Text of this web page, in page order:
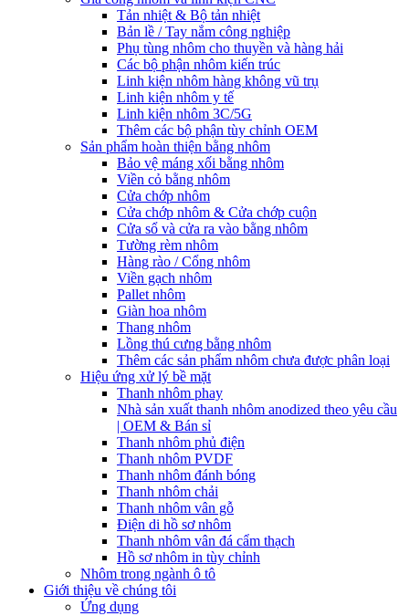
Tản nhiệt & Bộ tản nhiệt
Bản lề / Tay nắm công nghiệp
Phụ tùng nhôm cho thuyền và hàng hải
Các bộ phận nhôm kiến trúc
Linh kiện nhôm hàng không vũ trụ
Linh kiện nhôm y tế
Linh kiện nhôm 3C/5G
Thêm các bộ phận tùy chỉnh OEM
Sản phẩm hoàn thiện bằng nhôm
Bảo vệ máng xối bằng nhôm
Viền cỏ bằng nhôm
Cửa chớp nhôm
Cửa chớp nhôm & Cửa chớp cuộn
Cửa sổ và cửa ra vào bằng nhôm
Tường rèm nhôm
Hàng rào / Cổng nhôm
Viền gạch nhôm
Pallet nhôm
Giàn hoa nhôm
Thang nhôm
Lồng thú cưng bằng nhôm
Thêm các sản phẩm nhôm chưa được phân loại
Hiệu ứng xử lý bề mặt
Thanh nhôm phay
Nhà sản xuất thanh nhôm anodized theo yêu cầu
| OEM & Bán sỉ
Thanh nhôm phủ điện
Thanh nhôm PVDF
Thanh nhôm đánh bóng
Thanh nhôm chải
Thanh nhôm vân gỗ
Điện di hồ sơ nhôm
Thanh nhôm vân đá cẩm thạch
Hồ sơ nhôm in tùy chỉnh
Nhôm trong ngành ô tô
Giới thiệu về chúng tôi
Ứng dụng